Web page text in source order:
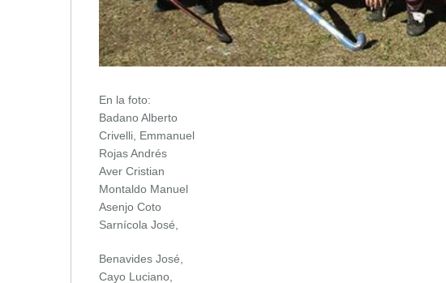
En la foto:
Badano Alberto
Crivelli, Emmanuel
Rojas Andrés
Aver Cristian
Montaldo Manuel
Asenjo Coto
Sarnícola José,
Benavides José,
Cayo Luciano,